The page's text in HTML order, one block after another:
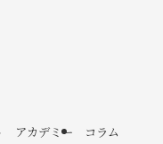
アカデミー コラム